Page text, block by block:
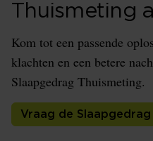
Thuismeting
Kom tot een passende
klachten en een betere
Slaapgedrag Thuismeting.
Vraag de